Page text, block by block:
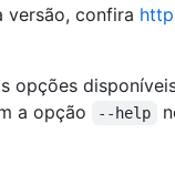
versão, confira
opções
a opção
--help